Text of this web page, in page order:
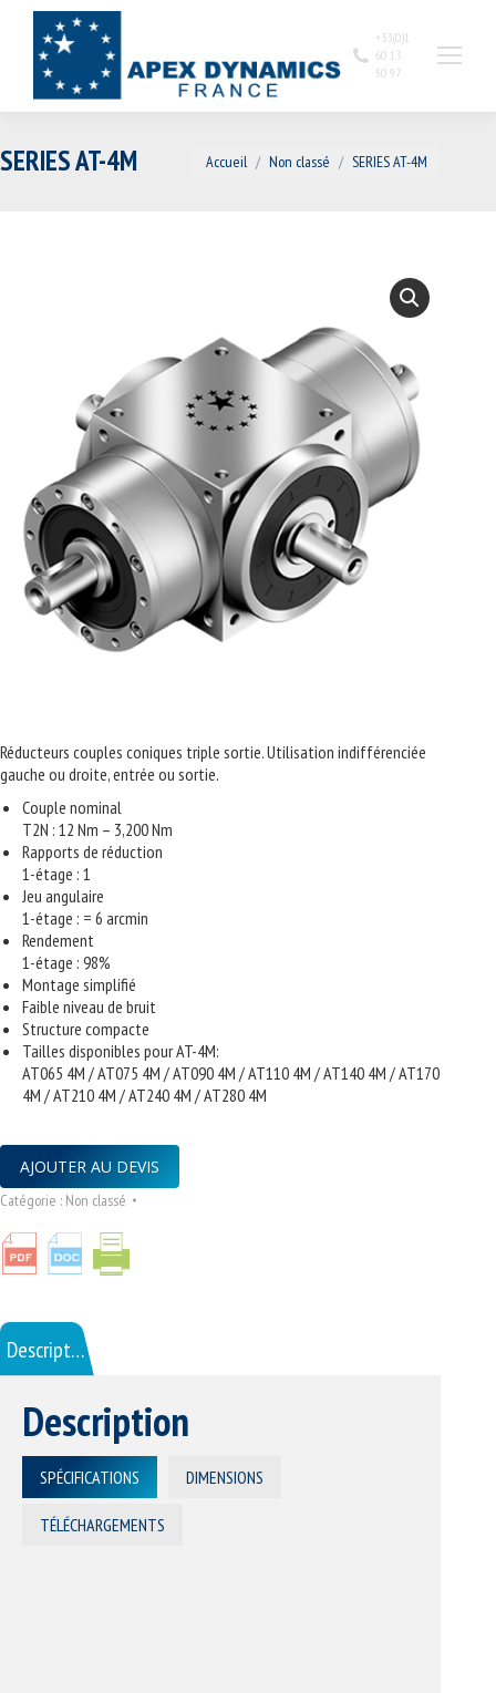
+33(0)1
60 13
50 97
SERIES AT-4M Vous êtes ici :
Accueil Non classé SERIES AT-4M
Réducteurs couples coniques triple sortie. Utilisation indifférenciée
gauche ou droite, entrée ou sortie.
Couple nominal
T2N : 12 Nm – 3,200 Nm
Rapports de réduction
1-étage : 1
Jeu angulaire
1-étage : = 6 arcmin
Rendement
1-étage : 98%
Montage simplifié
Faible niveau de bruit
Structure compacte
Tailles disponibles pour AT-4M:
AT065 4M / AT075 4M / AT090 4M / AT110 4M / AT140 4M / AT170
4M / AT210 4M / AT240 4M / AT280 4M
AJOUTER AU DEVIS
Catégorie : Non classé
Description
Description
SPÉCIFICATIONS DIMENSIONS
TÉLÉCHARGEMENTS